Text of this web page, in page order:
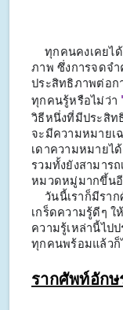
ทุกคนคงเคยได้
ภาพ ซึ่งการจดจ
ประสิทธิภาพต่อก
ทุกคนรู้หรือไม่ว่า
วิธีหนึ่งที่มีประสิท
จะมีความหมายเ
เดาความหมายไ
รวมทั้งยังสามาร
หมวดหมู่มากขึ้น
วันนี้เราก็มีราก
เกร็ดความรู้ดีๆ
ความรู้เหล่านี้ไป
ทุกคนพร้อมแล้วก็
รากศัพท์อัก